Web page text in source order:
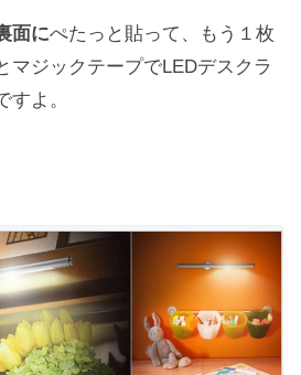
面にぺたっと貼って、もう１枚
ジックテープでLEDデスクラ
よ。